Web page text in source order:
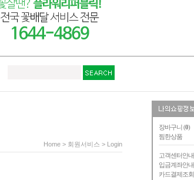
장바구니 (0)
찜한상품
고객센터안내
입금계좌안내
카드결제조회
Home > 회원서비스 > Login